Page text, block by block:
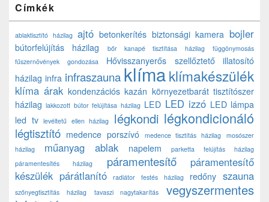
Címkék
ablaktisztító házilag ajtó betonkerítés biztonsági kamera bojler
bútorfelújítás házilag bőr kanapé tisztítása házilag
függönymosás
fűszernövények gondozása
Hővisszanyerős szellőztető
illatosító
házilag infra infraszauna klímaklímakészülék
klíma árak kondenzációs kazán környezetbarát tisztítószer
házilag lakkozott bútor felújítása házilag LED LED izzó LED lámpa
led tv levéltetű ellen házilag légkondi légkondicionáló
légtisztító medence porszívó medence tisztítás házilag
mosószer
házilag
műanyag ablak napelem
parketta felújítás házilag
páramentesítés házilag
páramentesítő
páramentesítő
készülék párátlanító radiátor festés házilag redőny szauna
szőnyegtisztítás házilag tavaszi nagytakarítás
vegyszermentes